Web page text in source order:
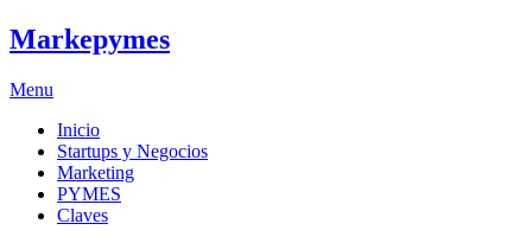
Markepymes
Menu
Inicio
Startups y Negocios
Marketing
PYMES
Claves